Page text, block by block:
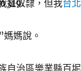
媽說。
自治區樂業縣百
是奴隸，但我台